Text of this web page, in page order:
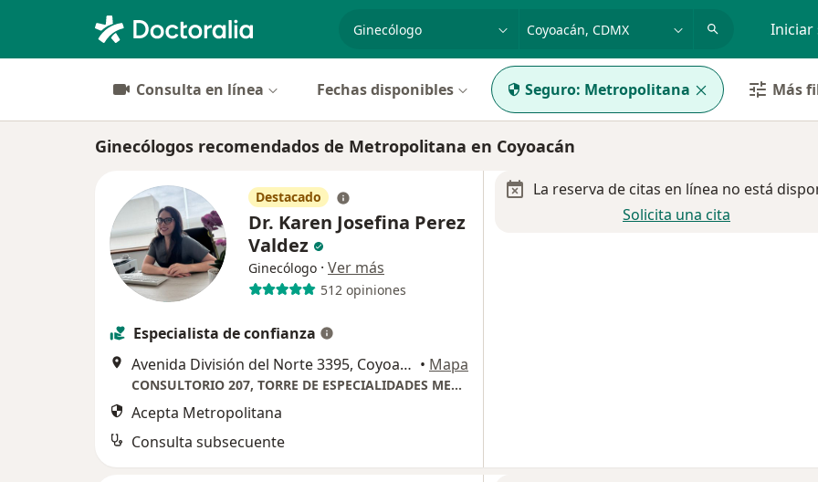
especialidad, enfermedad o nombre
p. ej. Guadalajara Iniciar
Consulta en línea Fechas disponibles Seguro: Metropolitana Más
Ginecólogos recomendados de Metropolitana en Coyoacán
Destacado
Dr. Karen Josefina Perez
Valdez
Ginecólogo · Ver más
512 opiniones
Especialista de confianza
Avenida División del Norte 3395, Coyoacán • Mapa
CONSULTORIO 207, TORRE DE ESPECIALIDADES MEDICAS HMG HOSPITAL COYOACAN
Acepta Metropolitana
Consulta subsecuente
La reserva de citas en línea no está
Solicita una cita